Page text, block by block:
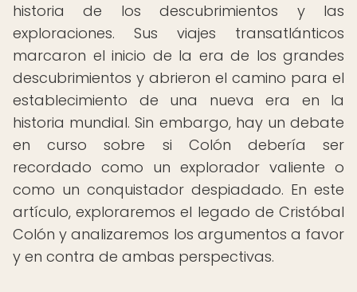
historia de los descubrimientos y las
exploraciones. Sus viajes transatlánticos
marcaron el inicio de la era de los grandes
descubrimientos y abrieron el camino para el
establecimiento de una nueva era en la
historia mundial. Sin embargo, hay un debate
en curso sobre si Colón debería ser
recordado como un explorador valiente o
como un conquistador despiadado. En este
artículo, exploraremos el legado de Cristóbal
Colón y analizaremos los argumentos a favor
y en contra de ambas perspectivas.